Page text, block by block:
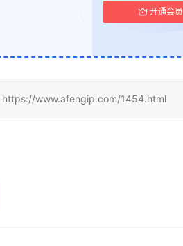
开通会员
https://www.afengip.com/1454.html